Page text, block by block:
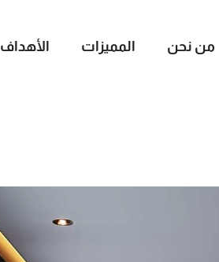
من نحن المميزات الأهداف